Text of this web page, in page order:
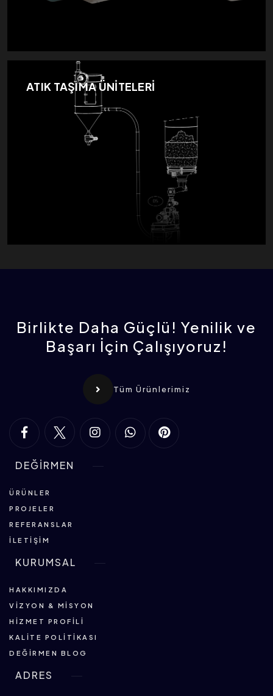
ATIK TAŞIMA ÜNİTELERİ
Birlikte Daha Güçlü! Yenilik ve
Başarı İçin Çalışıyoruz!
Tüm Ürünlerimiz
DEĞİRMEN
ÜRÜNLER
PROJELER
REFERANSLAR
İLETIŞIM
KURUMSAL
HAKKIMIZDA
VIZYON & MISYON
HIZMET PROFILI
KALITE POLITIKASI
DEĞIRMEN BLOG
ADRES